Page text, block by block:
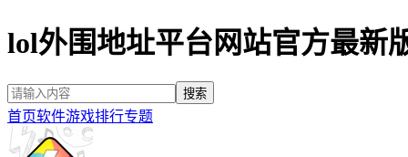
lol外围地址平台网站官方最新
首页软件游戏排行专题